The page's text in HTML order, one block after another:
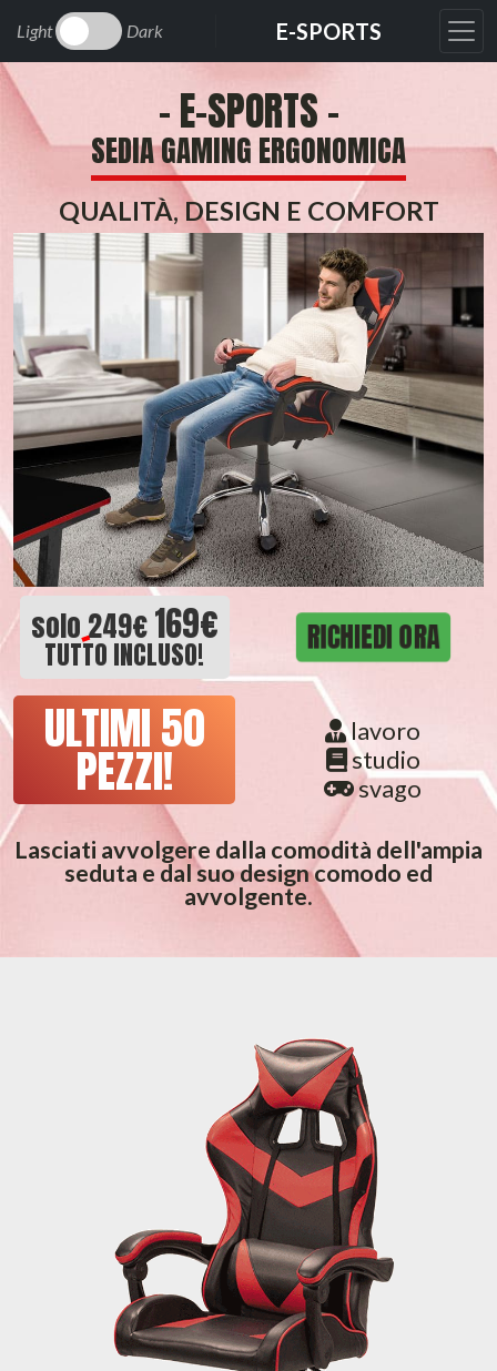
Light Dark E-SPORTS
- E-SPORTS -
SEDIA GAMING ERGONOMICA
QUALITÀ, DESIGN E COMFORT
solo249€169€
TUTTO INCLUSO! RICHIEDI ORA
ULTIMI 50
PEZZI!
lavoro
studio
svago
Lasciati avvolgere dalla comodità dell'ampia
seduta e dal suo design comodo ed
avvolgente.